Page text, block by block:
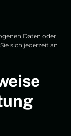
Daten oder
sich jederzeit an